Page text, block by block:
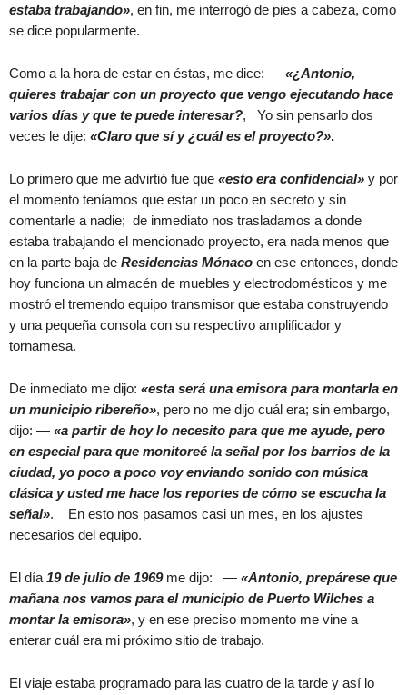
estaba trabajando», en fin, me interrogó de pies a cabeza, como
se dice popularmente.
Como a la hora de estar en éstas, me dice: — «¿Antonio,
quieres trabajar con un proyecto que vengo ejecutando hace
varios días y que te puede interesar?, Yo sin pensarlo dos
veces le dije: «Claro que sí y ¿cuál es el proyecto?».
Lo primero que me advirtió fue que «esto era confidencial» y por
el momento teníamos que estar un poco en secreto y sin
comentarle a nadie; de inmediato nos trasladamos a donde
estaba trabajando el mencionado proyecto, era nada menos que
en la parte baja de Residencias Mónaco en ese entonces, donde
hoy funciona un almacén de muebles y electrodomésticos y me
mostró el tremendo equipo transmisor que estaba construyendo
y una pequeña consola con su respectivo amplificador y
tornamesa.
De inmediato me dijo: «esta será una emisora para montarla en
un municipio ribereño», pero no me dijo cuál era; sin embargo,
dijo: — «a partir de hoy lo necesito para que me ayude, pero
en especial para que monitoreé la señal por los barrios de la
ciudad, yo poco a poco voy enviando sonido con música
clásica y usted me hace los reportes de cómo se escucha la
señal». En esto nos pasamos casi un mes, en los ajustes
necesarios del equipo.
El día 19 de julio de 1969me dijo: — «Antonio, prepárese que
mañana nos vamos para el municipio de Puerto Wilches a
montar la emisora», y en ese preciso momento me vine a
enterar cuál era mi próximo sitio de trabajo.
El viaje estaba programado para las cuatro de la tarde y así lo